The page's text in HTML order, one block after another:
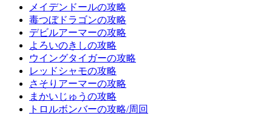
メイデンドールの攻略
毒つぼドラゴンの攻略
デビルアーマーの攻略
よろいのきしの攻略
ウイングタイガーの攻略
レッドシャモの攻略
さそりアーマーの攻略
まかいじゅうの攻略
トロルボンバーの攻略/周回